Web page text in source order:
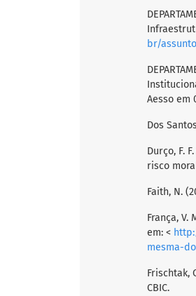
br/
Aesso em
Dos
Durço, F.
risco
Faith, N.
França,
em: <
mesma-
Frischtak,
CBIC.